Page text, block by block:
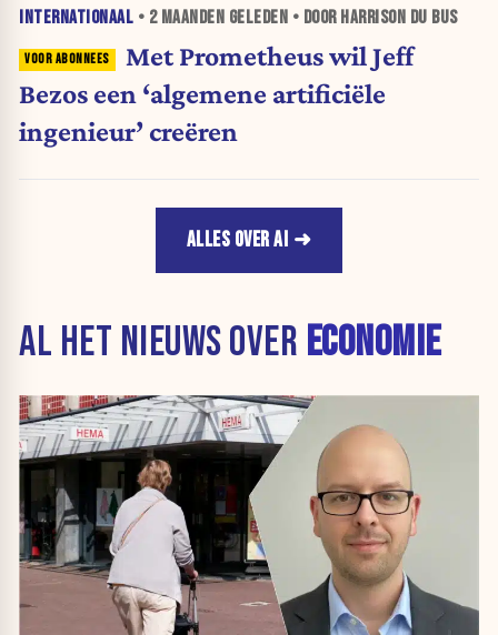
INTERNATIONAAL • 2 MAANDEN GELEDEN • DOOR HARRISON DU BUS
Met Prometheus wil Jeff
Bezos een ‘algemene artificiële
ingenieur’ creëren
ALLES OVER AI
AL HET NIEUWS OVER ECONOMIE